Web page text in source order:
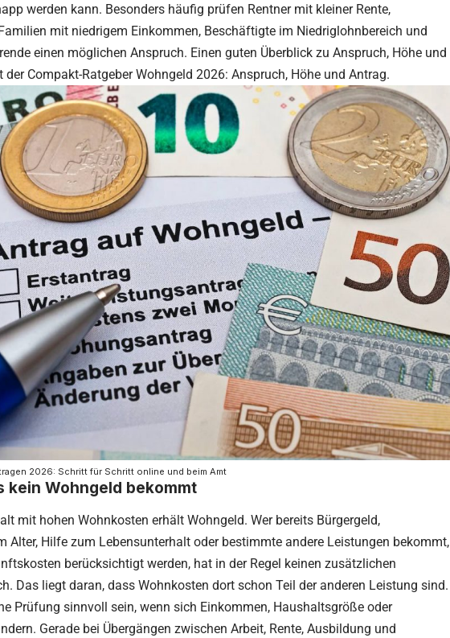
werden kann. Besonders häufig prüfen Rentner mit kleiner Rente,
mit niedrigem Einkommen, Beschäftigte im Niedriglohnbereich und
einen möglichen Anspruch. Einen guten Überblick zu Anspruch, Höhe und
der Compakt-RatgeberWohngeld 2026: Anspruch, Höhe und Antrag.
2026: Schritt für Schritt online und beim Amt
kein Wohngeld bekommt
mit hohen Wohnkosten erhält Wohngeld. Wer bereits Bürgergeld,
Alter, Hilfe zum Lebensunterhalt oder bestimmte andere Leistungen bekommt,
berücksichtigt werden, hat in der Regel keinen zusätzlichen
Das liegt daran, dass Wohnkosten dort schon Teil der anderen Leistung sind.
Prüfung sinnvoll sein, wenn sich Einkommen, Haushaltsgröße oder
Gerade bei Übergängen zwischen Arbeit, Rente, Ausbildung und